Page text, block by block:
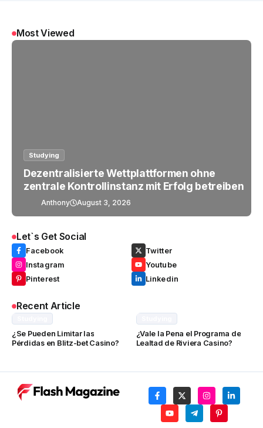
Most Viewed
Studying
Dezentralisierte Wettplattformen ohne
zentrale Kontrollinstanz mit Erfolg betreiben
Anthony August 3, 2026
Let`s Get Social
Facebook
Twitter
Instagram
Youtube
Pinterest
Linkedin
Recent Article
¿Se Pueden Limitar las
Pérdidas en Blitz-bet Casino?
¿Vale la Pena el Programa de
Lealtad de Riviera Casino?